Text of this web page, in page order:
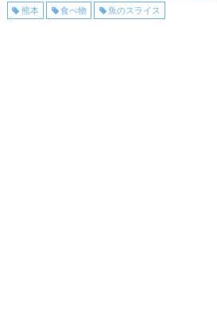
熊本 食べ物 魚のスライス